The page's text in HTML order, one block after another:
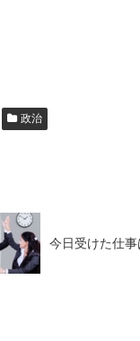
政治
今日受けた仕